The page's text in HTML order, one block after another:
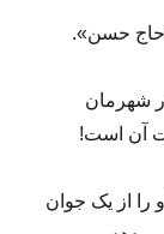
شهرمان
آن است!
در سن 60 سالگی، او را از یک جوان